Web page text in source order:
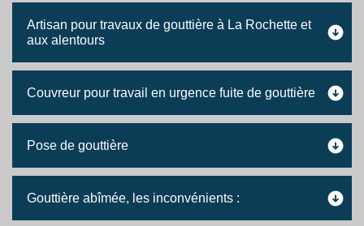
Artisan pour travaux de gouttière à La Rochette et
aux alentours
Couvreur pour travail en urgence fuite de gouttière
Pose de gouttière
Gouttière abîmée, les inconvénients :